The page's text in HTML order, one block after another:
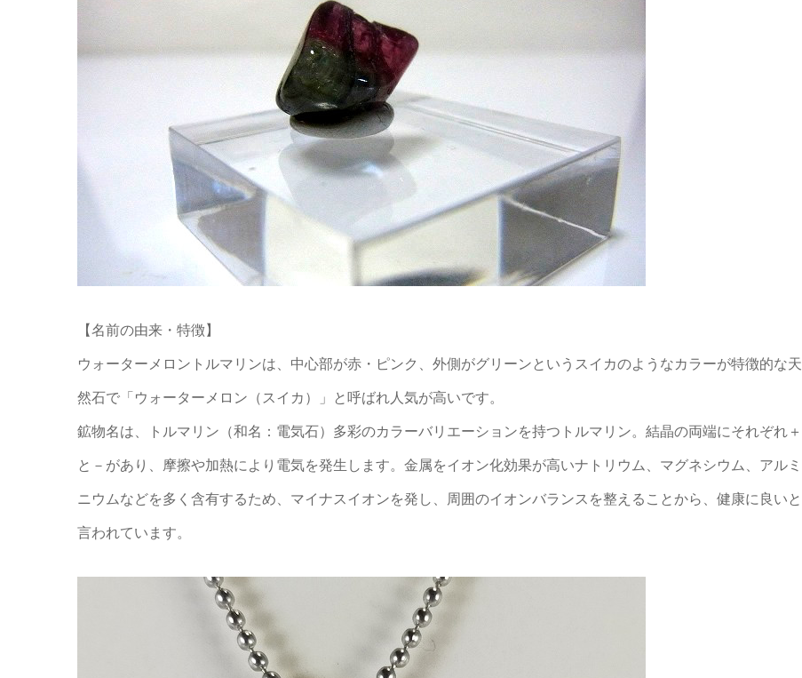
【名前の由来・特徴】
ウォーターメロントルマリンは、中心部が赤・ピンク、外側がグリーンというスイカのようなカラーが特徴的な天
然石で「ウォーターメロン（スイカ）」と呼ばれ人気が高いです。
鉱物名は、トルマリン（和名：電気石）多彩のカラーバリエーションを持つトルマリン。結晶の両端にそれぞれ＋
と－があり、摩擦や加熱により電気を発生します。金属をイオン化効果が高いナトリウム、マグネシウム、アルミ
ニウムなどを多く含有するため、マイナスイオンを発し、周囲のイオンバランスを整えることから、健康に良いと
言われています。